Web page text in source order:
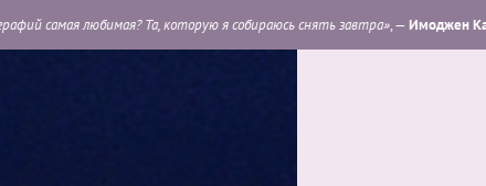
которую я собираюсь снять завтра», —Имоджен Каннингем.